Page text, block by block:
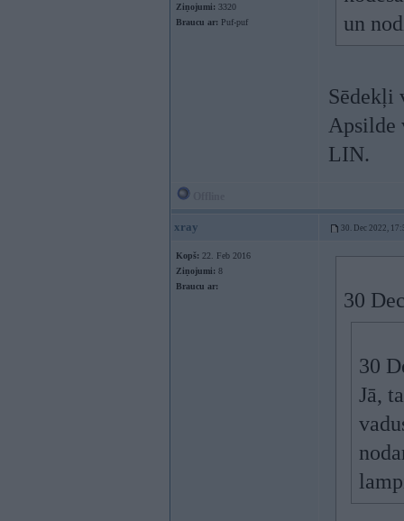
Ziņojumi: 3320
Braucu ar: Puf-puf
un
Sēdekļi
Apsilde
LIN.
xray 30. Dec 2022,
Kopš: 22. Feb 2016
Ziņojumi: 8
Braucu ar:
30
30
Jā,